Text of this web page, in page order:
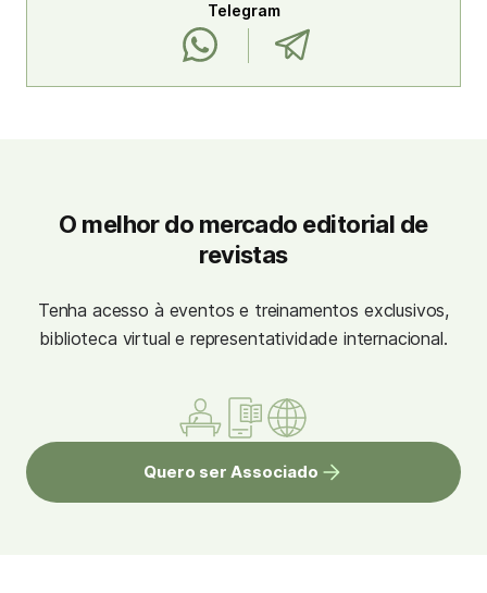
Telegram
O melhor do mercado editorial de
revistas
Tenha acesso à eventos e treinamentos exclusivos,
biblioteca virtual e representatividade internacional.
Quero ser Associado